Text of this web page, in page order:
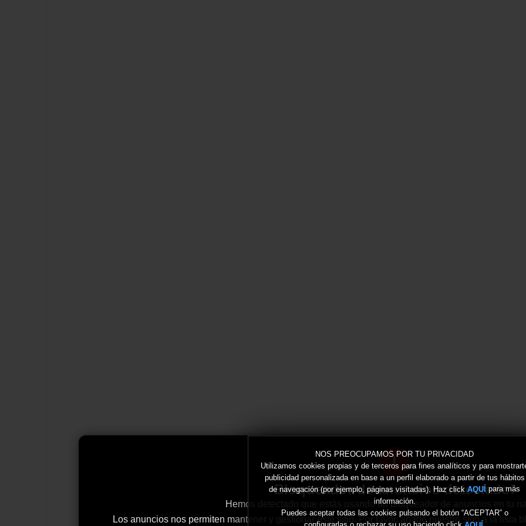
!
Bloqueador de anuncios detectado!
Hemos detectado que estás usando un bloqueador de anuncios en tu
Los anuncios nos permiten mantener y gestionar este sitio. Por favor, añade nuestro sitio a la lista
NOS PREOCUPAMOS POR TU PRIVACIDAD
Utilizamos cookies propias y de terceros para fines analíticos y para
publicidad personalizada en base a un perfil elaborado a partir de tus hábitos
de navegación (por ejemplo, páginas visitadas). Haz click AQUÍ para más
información.
Puedes aceptar todas las cookies pulsando el botón “ACEPTAR” o